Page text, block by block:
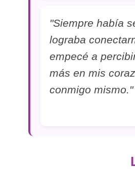
"Siempre había
lograba
empecé a
más en mis
conmigo mismo."